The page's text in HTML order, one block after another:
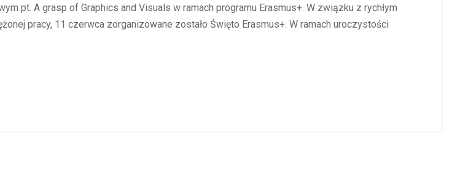
pt. A grasp of Graphics and Visuals w ramach programu Erasmus+. W związku z rychłym
pracy, 11 czerwca zorganizowane zostało Święto Erasmus+. W ramach uroczystości